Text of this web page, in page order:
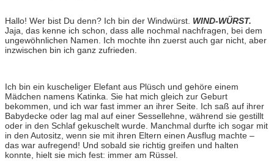
Hallo! Wer bist Du denn? Ich bin der Windwürst. WIND-WÜRST.
Jaja, das kenne ich schon, dass alle nochmal nachfragen, bei dem
ungewöhnlichen Namen. Ich mochte ihn zuerst auch gar nicht, aber
inzwischen bin ich ganz zufrieden.
Ich bin ein kuscheliger Elefant aus Plüsch und gehöre einem
Mädchen namens Katinka. Sie hat mich gleich zur Geburt
bekommen, und ich war fast immer an ihrer Seite. Ich saß auf ihrer
Babydecke oder lag mal auf einer Sessellehne, während sie gestillt
oder in den Schlaf gekuschelt wurde. Manchmal durfte ich sogar mit
in den Autositz, wenn sie mit ihren Eltern einen Ausflug machte –
das war aufregend! Und sobald sie richtig greifen und halten
konnte, hielt sie mich fest: immer am Rüssel.